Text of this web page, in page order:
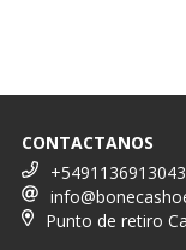
CONTACTANOS
+5491136913043
Punto de retiro